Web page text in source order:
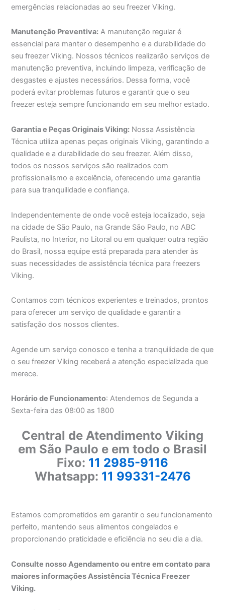
emergências relacionadas ao seu freezer Viking.
Manutenção Preventiva: A manutenção regular é
essencial para manter o desempenho e a durabilidade do
seu freezer Viking. Nossos técnicos realizarão serviços de
manutenção preventiva, incluindo limpeza, verificação de
desgastes e ajustes necessários. Dessa forma, você
poderá evitar problemas futuros e garantir que o seu
freezer esteja sempre funcionando em seu melhor estado.
Garantia e Peças Originais Viking: Nossa Assistência
Técnica utiliza apenas peças originais Viking, garantindo a
qualidade e a durabilidade do seu freezer. Além disso,
todos os nossos serviços são realizados com
profissionalismo e excelência, oferecendo uma garantia
para sua tranquilidade e confiança.
Independentemente de onde você esteja localizado, seja
na cidade de São Paulo, na Grande São Paulo, no ABC
Paulista, no Interior, no Litoral ou em qualquer outra região
do Brasil, nossa equipe está preparada para atender às
suas necessidades de assistência técnica para freezers
Viking.
Contamos com técnicos experientes e treinados, prontos
para oferecer um serviço de qualidade e garantir a
satisfação dos nossos clientes.
Agende um serviço conosco e tenha a tranquilidade de que
o seu freezer Viking receberá a atenção especializada que
merece.
Horário de Funcionamento: Atendemos de Segunda a
Sexta-feira das 08:00 as 1800
Central de Atendimento Viking
em São Paulo e em todo o Brasil
Fixo: 11 2985-9116
Whatsapp: 11 99331-2476
Estamos comprometidos em garantir o seu funcionamento
perfeito, mantendo seus alimentos congelados e
proporcionando praticidade e eficiência no seu dia a dia.
Consulte nosso Agendamento ou entre em contato para
maiores informações Assistência Técnica Freezer
Viking.